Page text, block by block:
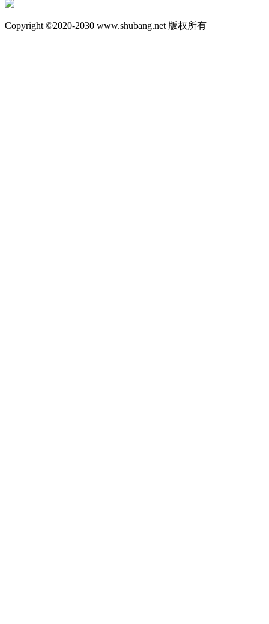
Copyright ©2020-2030 www.shubang.net 版权所有